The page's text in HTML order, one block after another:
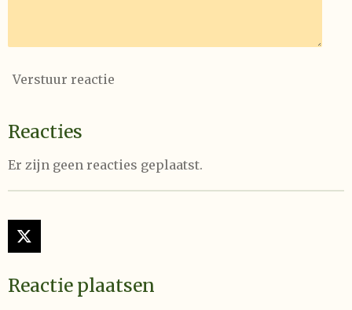
Verstuur reactie
Reacties
Er zijn geen reacties geplaatst.
X
Reactie plaatsen